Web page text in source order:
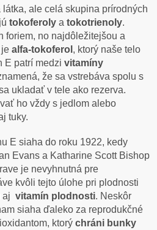
ale celá skupina prírodných
tokoferoly a tokotrienoly.
foriem, no najdôležitejšou a
alfa-tokoferol , ktorý naše telo
E patrí medzi vitamíny
že sa vstrebáva spolu s
ukladať v tele ako rezerva.
ho vždy s jedlom alebo
tuky.
E siaha do roku 1922, kedy
Evans a Katharine Scott Bishop
je nevyhnutná pre
kvôli tejto úlohe pri plodnosti
aj vitamín plodnosti. Neskôr
siaha ďaleko za reprodukčné
ktorý chráni bunky